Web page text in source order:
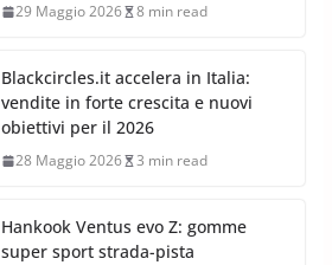
29 Maggio 2026 8 min read
Blackcircles.it accelera in Italia:
vendite in forte crescita e nuovi
obiettivi per il 2026
28 Maggio 2026 3 min read
Hankook Ventus evo Z: gomme
super sport strada-pista